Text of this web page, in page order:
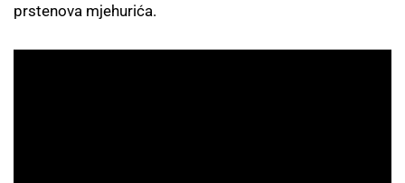
prstenova mjehurića.